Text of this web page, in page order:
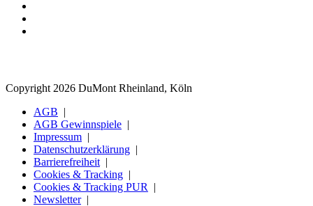
Copyright 2026 DuMont Rheinland, Köln
AGB
AGB Gewinnspiele
Impressum
Datenschutzerklärung
Barrierefreiheit
Cookies & Tracking
Cookies & Tracking PUR
Newsletter